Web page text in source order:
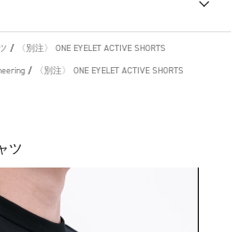
/
〈別注〉 ONE EYELET ACTIVE SHORTS
/ 〈別注〉 ONE EYELET ACTIVE SHORTS
ツ